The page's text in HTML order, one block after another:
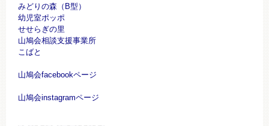
みどりの森（B型）
幼児室ポッポ
せせらぎの里
山鳩会相談支援事業所
こばと
山鳩会facebookページ
山鳩会instagramページ